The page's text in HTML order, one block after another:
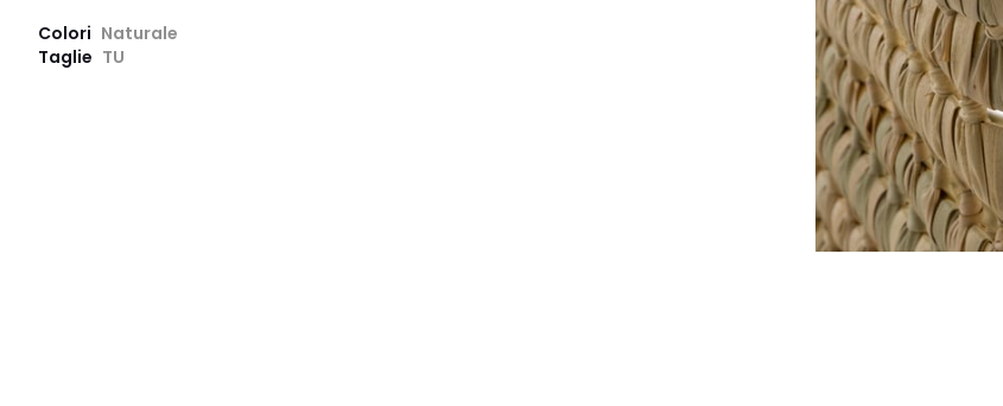
Colori Naturale
Taglie TU